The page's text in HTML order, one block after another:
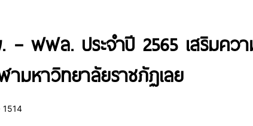
ฟฟล. ประจำปี 2565 เสริมคว
หาวิทยาลัยราชภัฏเลย
1514